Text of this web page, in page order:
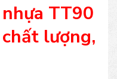
TT90
lượng,